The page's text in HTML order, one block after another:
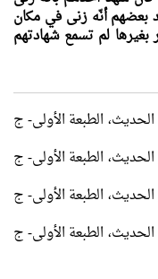
بعضهم أنّه زنى في مكان
بغيرها لم تسمع شهادتهم
الطبعة الأولى- ج
الطبعة الأولى- ج
الطبعة الأولى- ج
الطبعة الأولى- ج